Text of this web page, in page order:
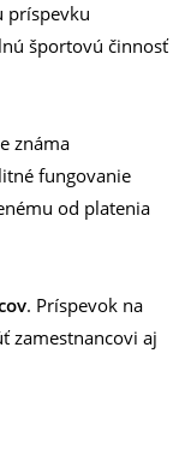
príspevku
športovú činnosť
známa
fungovanie
od platenia
. Príspevok na
zamestnancovi aj